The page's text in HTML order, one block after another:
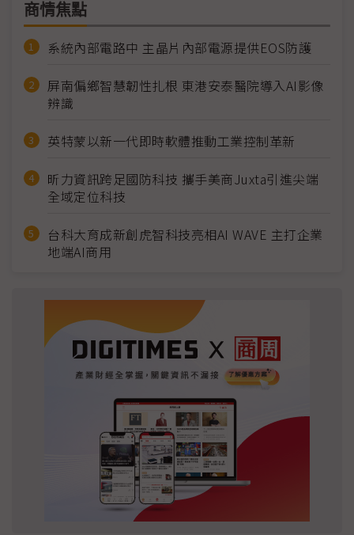
商情焦點
系統內部電路中 主晶片內部電源提供EOS防護
屏南偏鄉智慧韌性扎根 東港安泰醫院導入AI影像
辨識
英特蒙以新一代即時軟體推動工業控制革新
昕力資訊跨足國防科技 攜手美商Juxta引進尖端
全域定位科技
台科大育成新創虎智科技亮相AI WAVE 主打企業
地端AI商用